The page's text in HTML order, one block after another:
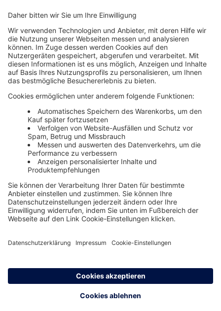
Themenwelten und Produktschulungen
Haufe Group
Impressum AGBDatenschutzCookie-Einstellungen verwalten